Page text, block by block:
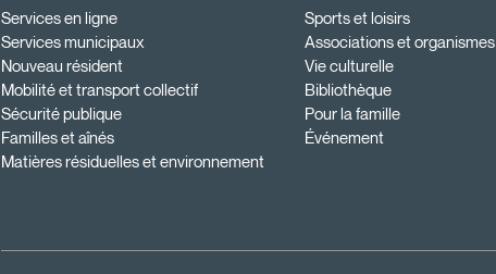
Services en ligne
Services municipaux
Nouveau résident
Mobilité et transport collectif
Sécurité publique
Familles et aînés
Matières résiduelles et environnement
Sports et loisirs
Associations et organismes
Vie culturelle
Bibliothèque
Pour la famille
Événement